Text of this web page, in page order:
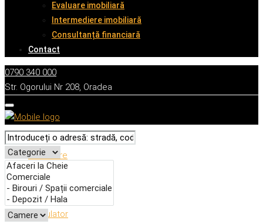
Evaluare imobiliară
Intermediere imobiliară
Consultanță financiară
Contact
0790 340 000
Str. Ogorului Nr 208, Oradea
Descriere
Caracteristici
Adresă
Detalii
Calculator